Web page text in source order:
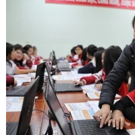
Ảnh minh họa.
Trong các phiên giao